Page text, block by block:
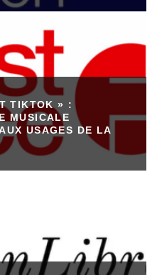
TIKTOK » :
MUSICALE
USAGES DE LA